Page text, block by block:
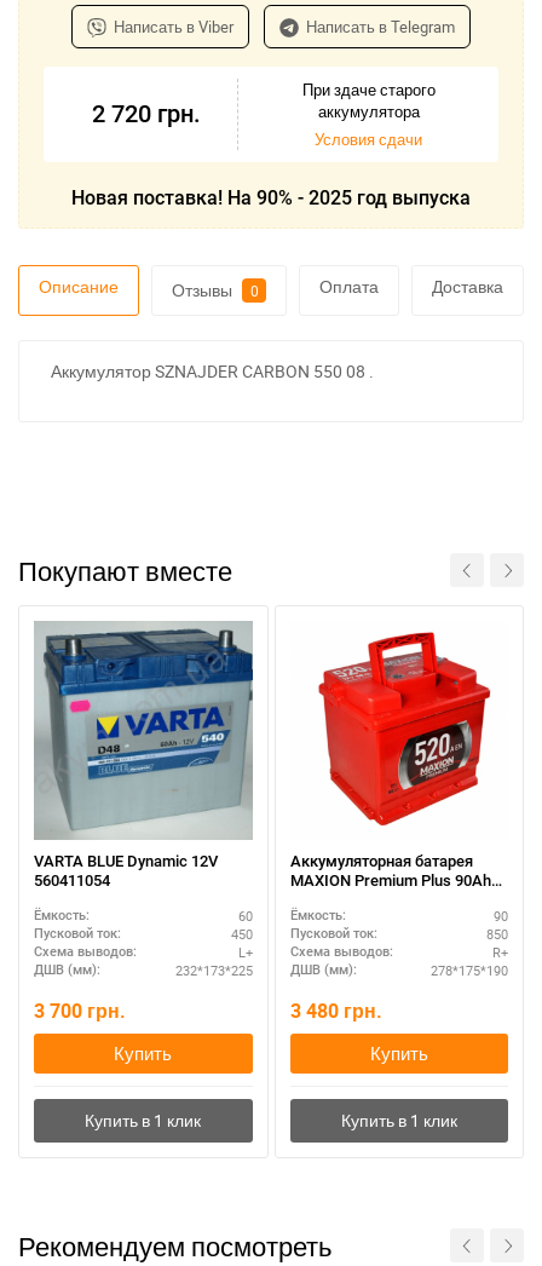
Написать в Viber Написать в Telegram
2 720 грн.
При здаче старого
аккумулятора
Условия сдачи
Новая поставка! На 90% - 2025 год выпуска
Описание Отзывы 0 Оплата Доставка
Аккумулятор SZNAJDER CARBON 550 08 .
Покупают вместе
VARTA BLUE Dynamic 12V
560411054
Ёмкость: 60
Пусковой ток: 450
Схема выводов: L+
ДШВ (мм): 232*173*225
3 700 грн.
Купить
Аккумуляторная батарея
MAXION Premium Plus 90Ah
класс
Ёмкость: 90
Пусковой ток: 850
Схема выводов: R+
ДШВ (мм): 278*175*190
3 480 грн.
Купить
Рекомендуем посмотреть